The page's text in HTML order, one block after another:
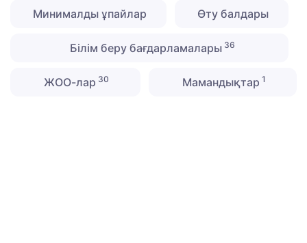
Минималды ұпайлар Өту балдары
Білім беру бағдарламалары36
ЖОО-лар 30 Мамандықтар 1